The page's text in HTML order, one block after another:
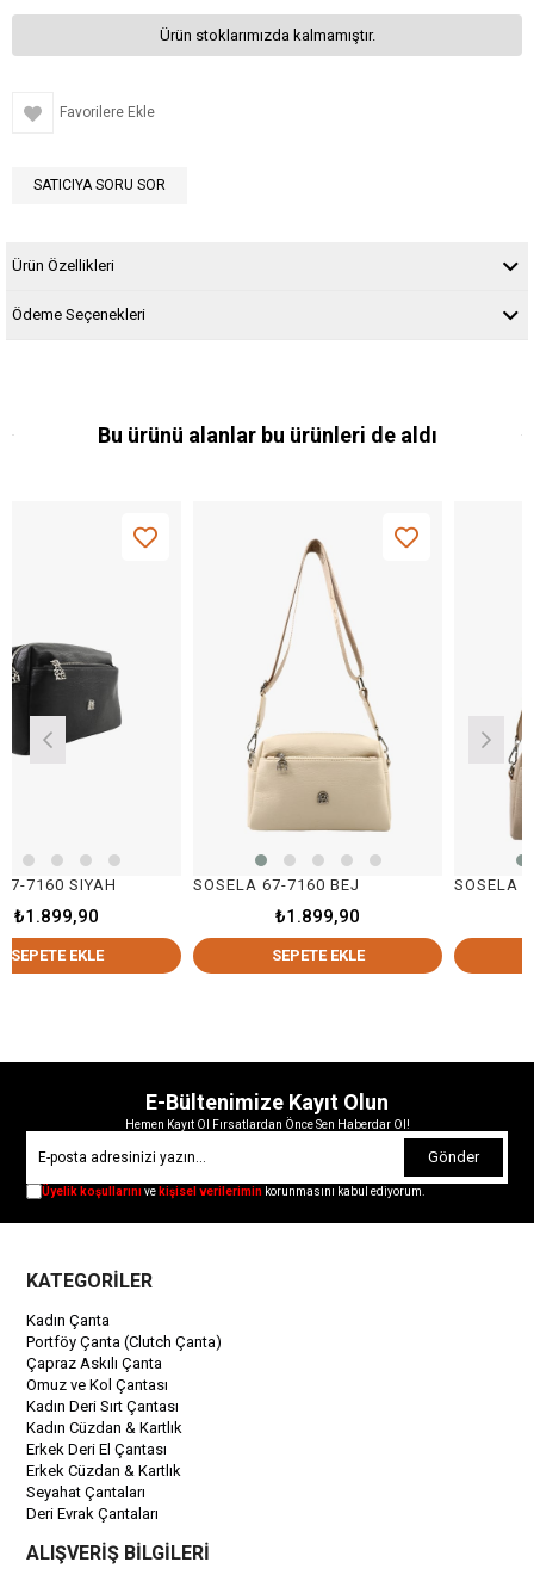
Ürün stoklarımızda kalmamıştır.
Favorilere Ekle
SATICIYA SORU SOR
Ürün Özellikleri
Ödeme Seçenekleri
Bu ürünü alanlar bu ürünleri de aldı
SOSELA 67-7160 BEJ
₺1.899,90
SEPETE EKLE
SOSELA 67-7160
E-Bültenimize Kayıt Olun
Hemen Kayıt Ol Fırsatlardan Önce Sen Haberdar Ol!
Gönder
Üyelik koşullarınıve kişisel verilerimin korunmasını kabul ediyorum.
KATEGORİLER
Kadın Çanta
Portföy Çanta (Clutch Çanta)
Çapraz Askılı Çanta
Omuz ve Kol Çantası
Kadın Deri Sırt Çantası
Kadın Cüzdan & Kartlık
Erkek Deri El Çantası
Erkek Cüzdan & Kartlık
Seyahat Çantaları
Deri Evrak Çantaları
ALIŞVERİŞ BİLGİLERİ